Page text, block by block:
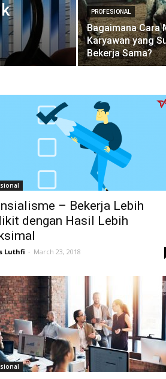
PROFESIONAL
Bagaimana Cara
Karyawan yang
Bekerja Sama?
– Bekerja Lebih
dengan Hasil Lebih
Luthfi - March 23, 2018